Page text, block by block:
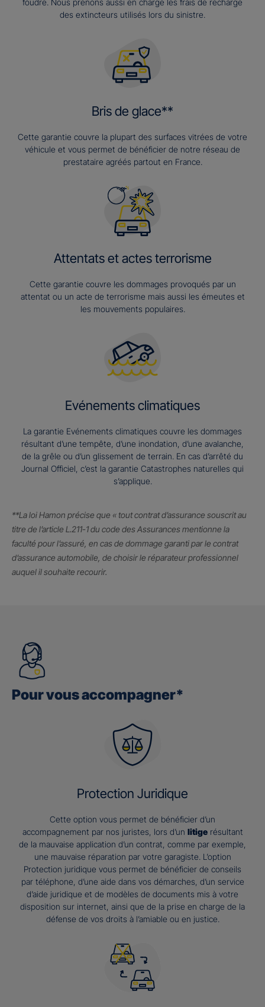
foudre. Nous prenons aussi en charge les frais de recharge
des extincteurs utilisés lors du sinistre.
Bris de glace**
Cette garantie couvre la plupart des surfaces vitrées de votre
véhicule et vous permet de bénéficier de notre réseau de
prestataire agréés partout en France.
Attentats et actes terrorisme
Cette garantie couvre les dommages provoqués par un
attentat ou un acte de terrorisme mais aussi les émeutes et
les mouvements populaires.
Evénements climatiques
La garantie Evénements climatiques couvre les dommages
résultant d’une tempête, d’une inondation, d’une avalanche,
de la grêle ou d’un glissement de terrain. En cas d’arrêté du
Journal Officiel, c’est la garantie Catastrophes naturelles qui
s’applique.
**La loi Hamon précise que « tout contrat d’assurance souscrit au
titre de l’article L.211-1 du code des Assurances mentionne la
faculté pour l’assuré, en cas de dommage garanti par le contrat
d’assurance automobile, de choisir le réparateur professionnel
auquel il souhaite recourir.
Pour vous accompagner*
Protection Juridique
Cette option vous permet de bénéficier d’un
accompagnement par nos juristes, lors d’un litigerésultant
de la mauvaise application d’un contrat, comme par exemple,
une mauvaise réparation par votre garagiste. L’option
Protection juridique vous permet de bénéficier de conseils
par téléphone, d’une aide dans vos démarches, d’un service
d’aide juridique et de modèles de documents mis à votre
disposition sur internet, ainsi que de la prise en charge de la
défense de vos droits à l’amiable ou en justice.